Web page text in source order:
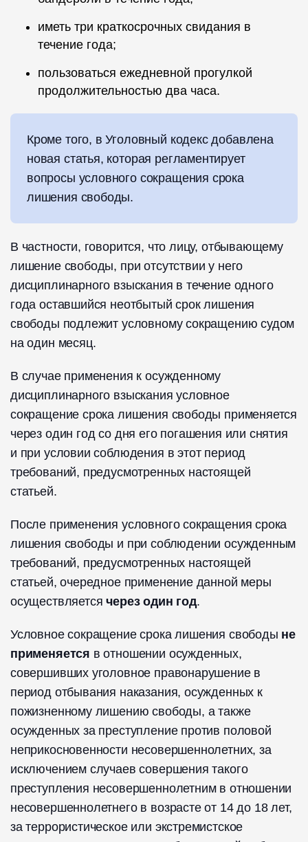
иметь три краткосрочных свидания в
течение года;
пользоваться ежедневной прогулкой
продолжительностью два часа.
Кроме того, в Уголовный кодекс добавлена
новая статья, которая регламентирует
вопросы условного сокращения срока
лишения свободы.
В частности, говорится, что лицу, отбывающему
лишение свободы, при отсутствии у него
дисциплинарного взыскания в течение одного
года оставшийся неотбытый срок лишения
свободы подлежит условному сокращению судом
на один месяц.
В случае применения к осужденному
дисциплинарного взыскания условное
сокращение срока лишения свободы применяется
через один год со дня его погашения или снятия
и при условии соблюдения в этот период
требований, предусмотренных настоящей
статьей.
После применения условного сокращения срока
лишения свободы и при соблюдении осужденным
требований, предусмотренных настоящей
статьей, очередное применение данной меры
осуществляетсячерез один год.
Условное сокращение срока лишения свободы не
применяется в отношении осужденных,
совершивших уголовное правонарушение в
период отбывания наказания, осужденных к
пожизненному лишению свободы, а также
осужденных за преступление против половой
неприкосновенности несовершеннолетних, за
исключением случаев совершения такого
преступления несовершеннолетним в отношении
несовершеннолетнего в возрасте от 14 до 18 лет,
за террористическое или экстремистское